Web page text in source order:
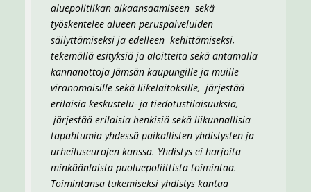
aluepolitiikan aikaansaamiseen sekä
työskentelee alueen peruspalveluiden
säilyttämiseksi ja edelleen kehittämiseksi,
tekemällä esityksiä ja aloitteita sekä antamalla
kannanottoja Jämsän kaupungille ja muille
viranomaisille sekä liikelaitoksille, järjestää
erilaisia keskustelu- ja tiedotustilaisuuksia,
järjestää erilaisia henkisiä sekä liikunnallisia
tapahtumia yhdessä paikallisten yhdistysten ja
urheiluseurojen kanssa. Yhdistys ei harjoita
minkäänlaista puoluepoliittista toimintaa.
Toimintansa tukemiseksi yhdistys kantaa